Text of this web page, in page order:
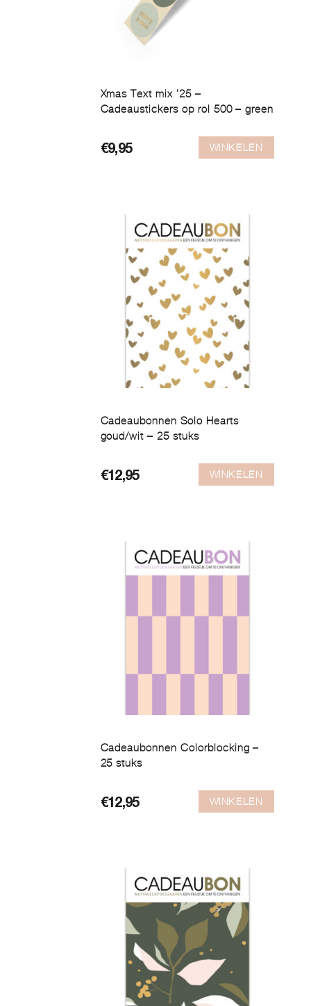
Xmas Text mix ’25 –
Cadeaustickers op rol 500 – green
€9,95 WINKELEN
Cadeaubonnen Solo Hearts
goud/wit – 25 stuks
€12,95 WINKELEN
Cadeaubonnen Colorblocking –
25 stuks
€12,95 WINKELEN